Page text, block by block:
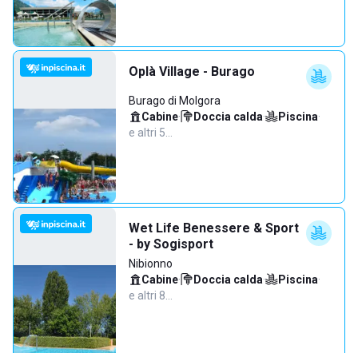
Oplà Village - Burago
Burago di Molgora
Cabine· Doccia calda· Piscina·
e altri 5…
Wet Life Benessere & Sport
- by Sogisport
Nibionno
Cabine· Doccia calda· Piscina·
e altri 8…